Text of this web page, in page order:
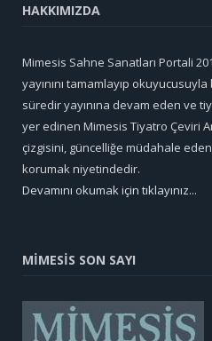
HAKKIMIZDA
Mimesis Sahne Sanatları Portali
yayınını tamamlayıp
süredir yayınına devam eden ve
yer edinen Mimesis Tiyatro Çeviri
çizgisini, güncelliğe müdahale
korumak niyetindedir.
Devamını okumak için tıklayınız...
MİMESİS SON SAYI